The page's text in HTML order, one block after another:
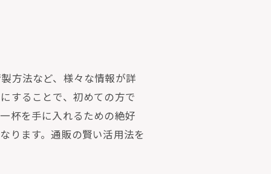
方法など、様々な情報が詳
することで、初めての方で
杯を手に入れるための絶好
ります。通販の賢い活用法を